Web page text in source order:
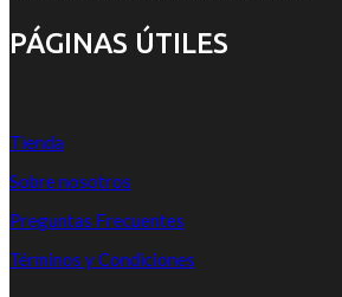
PÁGINAS ÚTILES
Tienda
Sobre nosotros
Preguntas Frecuentes
Términos y Condiciones